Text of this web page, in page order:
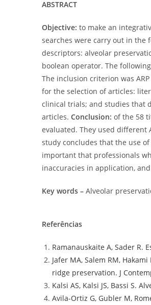
ABSTRACT
Objective: to make an
searches were carry out in the
descriptors: alveolar
boolean operator. The
The inclusion criterion was
for the selection of articles:
clinical trials; and studies that
articles. Conclusion: of the 58
evaluated. They used different
study concludes that the use
important that professionals
inaccuracies in application,
Key words – Alveolar
Referências
Ramanauskaite A, Sader R.
Jafer MA, Salem RM,
ridge preservation. J
Kalsi AS, Kalsi JS, Bassi S.
Avila-Ortiz G, Gubler M,